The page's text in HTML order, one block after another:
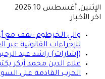
الإثنين, أغسطس 10 2026
اخر الأخبار
والي الخرطوم :نقف
للإجراءات القانونية عبر
(إشارات) راشد عبد
علاء الدين محمد أبكر
الحرب القادمة على